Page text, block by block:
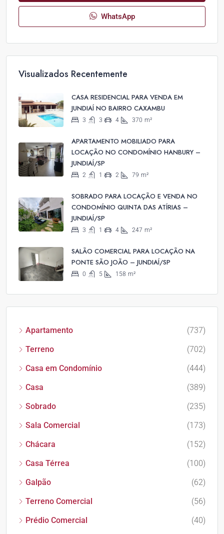
WhatsApp
Visualizados Recentemente
CASA RESIDENCIAL PARA VENDA EM
JUNDIAÍ NO BAIRRO CAXAMBU
3 3 4 370 m²
APARTAMENTO MOBILIADO PARA
LOCAÇÃO NO CONDOMÍNIO HANBURY –
JUNDIAÍ/SP
2 1 2 79 m²
SOBRADO PARA LOCAÇÃO E VENDA NO
CONDOMÍNIO QUINTA DAS ATÍRIAS –
JUNDIAÍ/SP
3 1 4 247 m²
SALÃO COMERCIAL PARA LOCAÇÃO NA
PONTE SÃO JOÃO – JUNDIAÍ/SP
0 5 158 m²
Apartamento
(737)
Terreno
(702)
Casa em Condomínio
(444)
Casa
(389)
Sobrado
(235)
Sala Comercial
(173)
Chácara
(152)
Casa Térrea
(100)
Galpão
(62)
Terreno Comercial
(56)
Prédio Comercial
(40)